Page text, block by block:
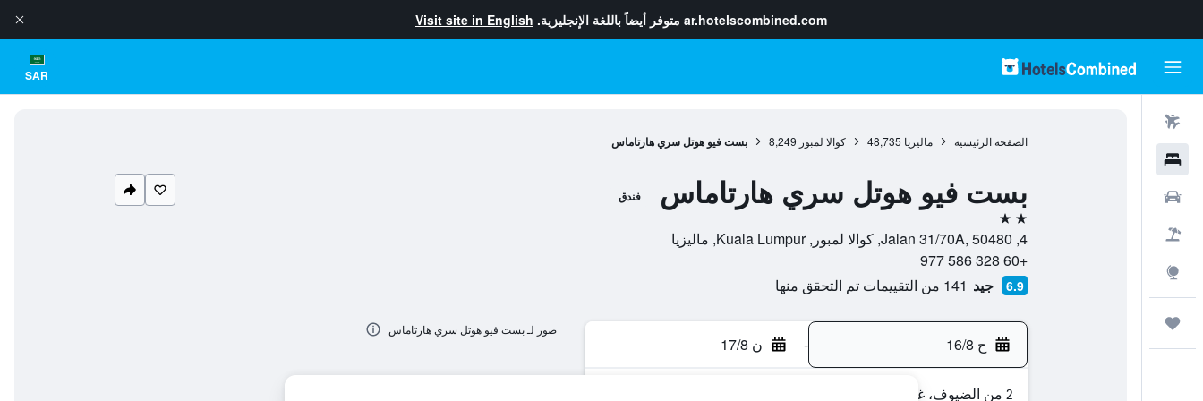
ar.hotelscombined.com متوفر أيضاً باللغة الإنجليزية. Visit site in English
SAR
الصفحة الرئيسية ماليزيا 48,735 كوالا لمبور 8,249 بست فيو هوتل سري هارتاماس
بست فيو هوتل سري هارتاماس فندق
2 نجمتين
4, Jalan 31/70A, 50480, كوالا لمبور, Kuala Lumpur, ماليزيا
+60 328 586 977
6.9 جيد 141 من التقييمات تم التحقق منها
ح 16/8 - ن 17/8
2 من الضيوف، غرفة واحدة
صور لـ بست فيو هوتل سري هارتاماس